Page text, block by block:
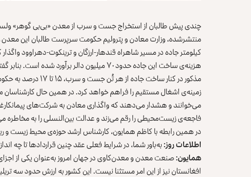
چندی پیش طالبان از استخراج جست و سرب از معدن «بی‌بی گوهر»
کیلومتر جاده در مسیر شاهراه قندهار-ارزگان و ترینکوت-دهراوود
هزینه‌ی ساخت این جاده حدود ۷۰ میلیون دالر
زمینه‌ی اشغال مستقیم را فراهم خواهد کرد. در همین حال کارشناسان
می‌خوانند و هشدار می‌دهند که واگذاری معادن به شرکت‌های
فاجعه‌ی زیست‌محیطی را رقم می‌زند و عدالت بین‌النسلی را به مخاطره
در همین رابطه با کاظم‌ همایون، کارشناس ‌ارشد حوزه‌ی محیط ‌زیست
اطلاعات روز:به‌باور شما، در شرایط فعلی‌ عقد چنین قرار‌داد‌ها تا چه
همایون:صنعت معدن و معدن‌کاوی در جهان امروز به‌عنوان یکی از
افغانستان نیز از این امر مستثنا نیست. این کشور به ارزش حدود سه